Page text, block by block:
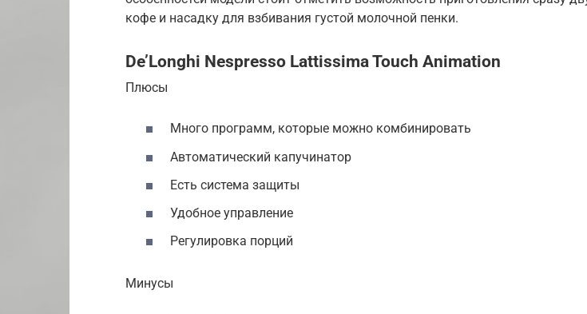
кофе и насадку для взбивания густой молочной пенки.
De’Longhi Nespresso Lattissima Touch Animation
Плюсы
Много программ, которые можно комбинировать
Автоматический капучинатор
Есть система защиты
Удобное управление
Регулировка порций
Минусы